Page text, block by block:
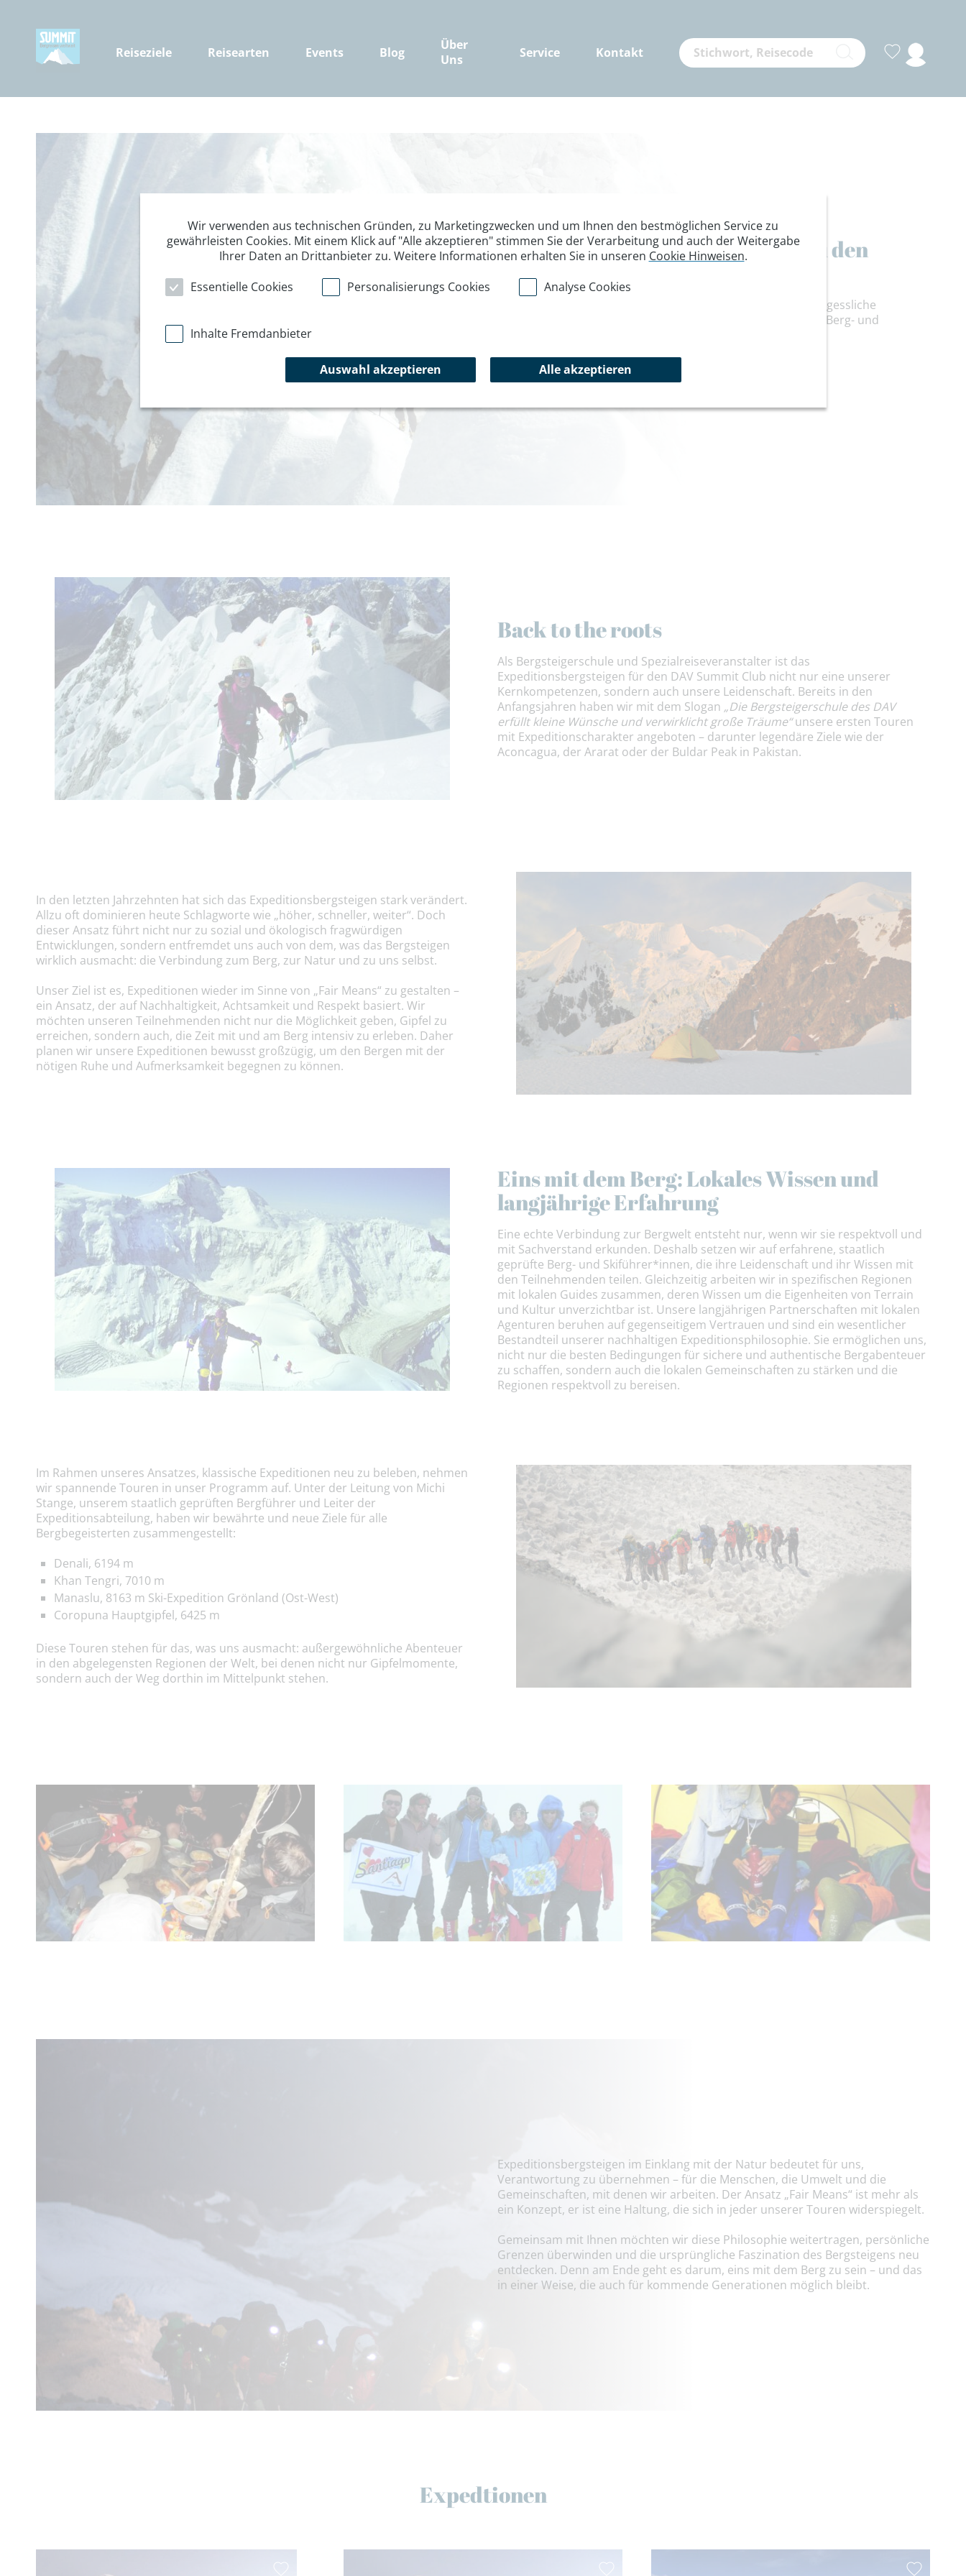
Reiseziele Reisearten Events Blog
Über
Uns
Service Kontakt
Abenteuer Expedition: Zurück zu den
Wurzeln
Expeditionen, die Nachhaltigkeit, echte Abenteuer und unvergessliche
Gipfelmomente vereinen – mit neuen Zielen und erfahrenen Berg- und
Reisetipps
Back to the roots
Als Bergsteigerschule und Spezialreiseveranstalter ist das
Expeditionsbergsteigen für den DAV Summit Club nicht nur eine unserer
Kernkompetenzen, sondern auch unsere Leidenschaft. Bereits in den
Anfangsjahren haben wir mit dem Slogan „Die Bergsteigerschule des DAV
erfüllt kleine Wünsche und verwirklicht große Träume“unsere ersten Touren
mit Expeditionscharakter angeboten – darunter legendäre Ziele wie der
Aconcagua, der Ararat oder der Buldar Peak in Pakistan.
In den letzten Jahrzehnten hat sich das Expeditionsbergsteigen stark verändert.
Allzu oft dominieren heute Schlagworte wie „höher, schneller, weiter“. Doch
dieser Ansatz führt nicht nur zu sozial und ökologisch fragwürdigen
Entwicklungen, sondern entfremdet uns auch von dem, was das Bergsteigen
wirklich ausmacht: die Verbindung zum Berg, zur Natur und zu uns selbst.
Unser Ziel ist es, Expeditionen wieder im Sinne von „Fair Means“ zu gestalten –
ein Ansatz, der auf Nachhaltigkeit, Achtsamkeit und Respekt basiert. Wir
möchten unseren Teilnehmenden nicht nur die Möglichkeit geben, Gipfel zu
erreichen, sondern auch, die Zeit mit und am Berg intensiv zu erleben. Daher
planen wir unsere Expeditionen bewusst großzügig, um den Bergen mit der
nötigen Ruhe und Aufmerksamkeit begegnen zu können.
Eins mit dem Berg: Lokales Wissen und
langjährige Erfahrung
Eine echte Verbindung zur Bergwelt entsteht nur, wenn wir sie respektvoll und
mit Sachverstand erkunden. Deshalb setzen wir auf erfahrene, staatlich
geprüfte Berg- und Skiführer*innen, die ihre Leidenschaft und ihr Wissen mit
den Teilnehmenden teilen. Gleichzeitig arbeiten wir in spezifischen Regionen
mit lokalen Guides zusammen, deren Wissen um die Eigenheiten von Terrain
und Kultur unverzichtbar ist. Unsere langjährigen Partnerschaften mit lokalen
Agenturen beruhen auf gegenseitigem Vertrauen und sind ein wesentlicher
Bestandteil unserer nachhaltigen Expeditionsphilosophie. Sie ermöglichen uns,
nicht nur die besten Bedingungen für sichere und authentische Bergabenteuer
zu schaffen, sondern auch die lokalen Gemeinschaften zu stärken und die
Regionen respektvoll zu bereisen.
Im Rahmen unseres Ansatzes, klassische Expeditionen neu zu beleben, nehmen
wir spannende Touren in unser Programm auf. Unter der Leitung von Michi
Stange, unserem staatlich geprüften Bergführer und Leiter der
Expeditionsabteilung, haben wir bewährte und neue Ziele für alle
Bergbegeisterten zusammengestellt:
Denali, 6194 m
Khan Tengri, 7010 m
Manaslu, 8163 m Ski-Expedition Grönland (Ost-West)
Coropuna Hauptgipfel, 6425 m
Diese Touren stehen für das, was uns ausmacht: außergewöhnliche Abenteuer
in den abgelegensten Regionen der Welt, bei denen nicht nur Gipfelmomente,
sondern auch der Weg dorthin im Mittelpunkt stehen.
Expeditionsbergsteigen im Einklang mit der Natur bedeutet für uns,
Verantwortung zu übernehmen – für die Menschen, die Umwelt und die
Gemeinschaften, mit denen wir arbeiten. Der Ansatz „Fair Means“ ist mehr als
ein Konzept, er ist eine Haltung, die sich in jeder unserer Touren widerspiegelt.
Gemeinsam mit Ihnen möchten wir diese Philosophie weitertragen, persönliche
Grenzen überwinden und die ursprüngliche Faszination des Bergsteigens neu
entdecken. Denn am Ende geht es darum, eins mit dem Berg zu sein – und das
in einer Weise, die auch für kommende Generationen möglich bleibt.
Expedtionen
Wir verwenden aus technischen Gründen, zu Marketingzwecken und um Ihnen den bestmöglichen Service zu
gewährleisten Cookies. Mit einem Klick auf "Alle akzeptieren" stimmen Sie der Verarbeitung und auch der Weitergabe
Ihrer Daten an Drittanbieter zu. Weitere Informationen erhalten Sie in unseren Cookie Hinweisen.
Essentielle Cookies
Personalisierungs Cookies Analyse Cookies
Inhalte Fremdanbieter
Auswahl akzeptieren Alle akzeptieren